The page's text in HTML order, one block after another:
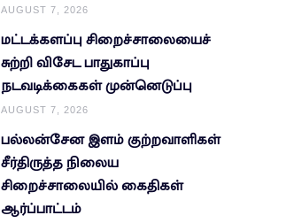
AUGUST 7, 2026
மட்டக்களப்பு சிறைச்சாலையைச்
சுற்றி விசேட பாதுகாப்பு
நடவடிக்கைகள் முன்னெடுப்பு
AUGUST 7, 2026
பல்லன்சேன இளம் குற்றவாளிகள்
சீர்திருத்த நிலைய
சிறைச்சாலையில் கைதிகள்
ஆர்ப்பாட்டம்